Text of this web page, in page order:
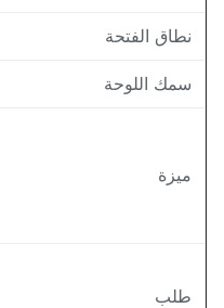
الفتحة
اللوحة